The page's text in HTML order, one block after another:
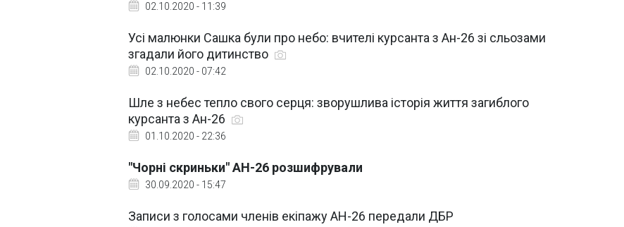
02.10.2020 - 11:39
Усі малюнки Сашка були про небо: вчителі курсанта з Ан-26 зі сльозами
згадали його дитинство
02.10.2020 - 07:42
Шле з небес тепло свого серця: зворушлива історія життя загиблого
курсанта з Ан-26
01.10.2020 - 22:36
"Чорні скриньки" АН-26 розшифрували
30.09.2020 - 15:47
Записи з голосами членів екіпажу АН-26 передали ДБР